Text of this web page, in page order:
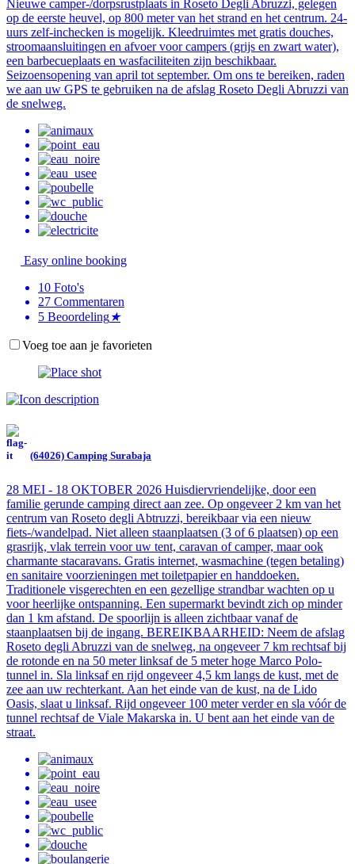
Nieuwe camper-/dorpsrustplaats in Roseto Degli Abruzzi, gelegen
op de eerste heuvel, op 800 meter van het strand en het centrum. 24-
uurs zelf-inchecken is mogelijk. Kleedruimtes met gratis douches,
stroomaansluitingen en afvoer voor campers (grijs en zwart water),
een barbecueplaats en wasfaciliteiten zijn beschikbaar.
Seizoensopening van april tot september. Om ons te bereiken, raden
we aan uw GPS te gebruiken na de afslag Roseto Degli Abruzzi van
de snelweg.
Easy online booking
10 Foto's
27 Commentaren
5 Beoordeling★
Voeg toe aan je favorieten
(64026) Camping Surabaja
28 MEI - 18 OKTOBER 2026 Huisdiervriendelijke, door een
familie gerunde camping direct aan zee. Op ongeveer 2 km van het
centrum van Roseto degli Abtruzzi, bereikbaar via een nieuw
fiets-/wandelpad. Niet alleen staanplaatsen (3 of 6 plaatsen) op een
grasrijk, vlak terrein voor uw tent, caravan of camper, maar ook
charmante stacaravans. Gratis internet, wasmachine (tegen betaling)
en sanitaire voorzieningen met toiletpapier en handdoeken.
Traditionele visgerechten en een gezellige strandbar wachten op u
voor heerlijke ontspanning. Een supermarkt bevindt zich op minder
dan 1 km afstand. De spoorlijn is alleen zichtbaar vanaf de
staanplaatsen bij de ingang. BEREIKBAARHEID: Neem de afslag
Roseto degli Abruzzi van de snelweg, na ongeveer 7 km rechtsaf bij
de rotonde en na 50 meter linksaf de 5 meter hoge Marco Polo-
tunnel in. Sla linksaf en rijd ongeveer 4,5 km langs de kust, met de
zee aan uw rechterkant. Aan het einde van de kust, na de Lido
Oasis, slaat u linksaf. Rijd ongeveer 100 meter verder en sla vóór de
tunnel rechtsaf de Viale Makarska in. U bent aan het einde van de
straat.